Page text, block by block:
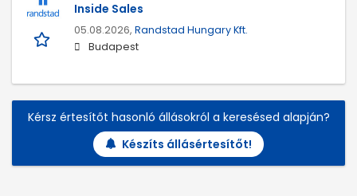
Inside Sales
05.08.2026, Randstad Hungary Kft.
Budapest
Kérsz értesítőt hasonló állásokról a keresésed alapján?
Készíts állásértesítőt!